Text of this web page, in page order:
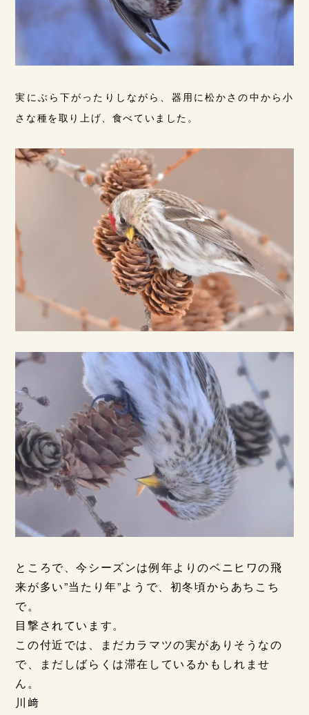
実にぶら下がったりしながら、器用に松かさの中から小
さな種を取り上げ、食べていました。
ところで、今シーズンは例年よりのベニヒワの飛
来が多い”当たり年”ようで、初冬頃からあちこち
で。
目撃されています。
この付近では、まだカラマツの実がありそうなの
で、まだしばらくは滞在しているかもしれませ
ん。
川﨑